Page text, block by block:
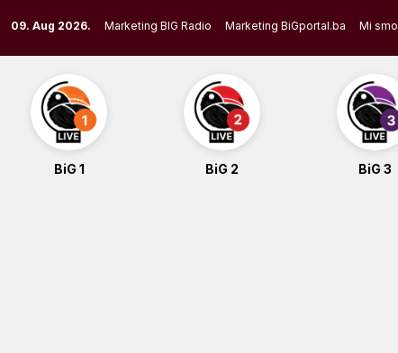
to
content
09. Aug 2026. Marketing BIG Radio Marketing BiGportal.ba Mi
BiG 1 BiG 2 BiG 3